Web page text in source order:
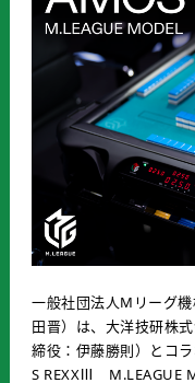
一般社団法人Mリーグ
田晋）は、大洋技研株
締役：伊藤勝則）とコ
S REXXⅢ M.LEAGUE